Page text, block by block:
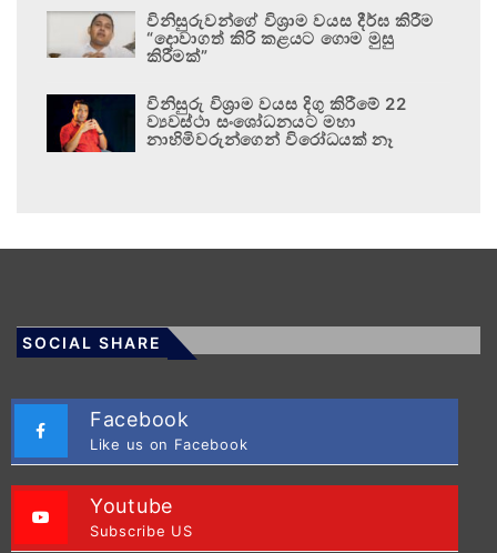
විනිසුරුවන්ගේ විශ්‍රාම වයස දීර්ඝ කිරීම
“දොවාගත් කිරි කළයට ගොම මුසු
කිරීමක්”
විනිසුරු විශ්‍රාම වයස දිගු කිරීමේ 22
ව්‍යවස්ථා සංශෝධනයට මහා
නාහිමිවරුන්ගෙන් විරෝධයක් නෑ
SOCIAL SHARE
Facebook
Like us on Facebook
Youtube
Subscribe US